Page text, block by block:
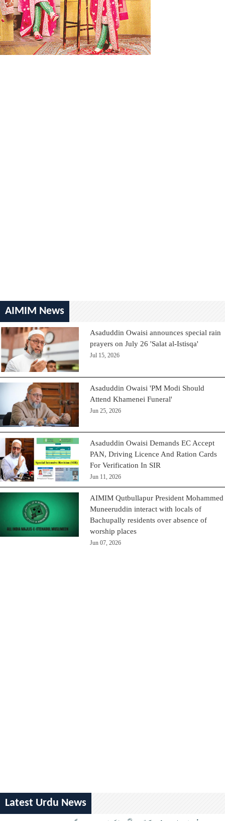
AIMIM News
Asaduddin Owaisi announces special rain
prayers on July 26 'Salat al-Istisqa'
Jul 15, 2026
Asaduddin Owaisi 'PM Modi Should
Attend Khamenei Funeral'
Jun 25, 2026
Asaduddin Owaisi Demands EC Accept
PAN, Driving Licence And Ration Cards
For Verification In SIR
Jun 11, 2026
AIMIM Qutbullapur President Mohammed
Muneeruddin interact with locals of
Bachupally residents over absence of
worship places
Jun 07, 2026
Latest Urdu News